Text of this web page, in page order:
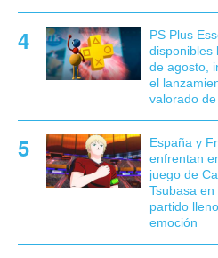
PS Plus
disponibles
de agosto,
el
valorado
España y
enfrentan
juego de
Tsubasa
partido
emoción